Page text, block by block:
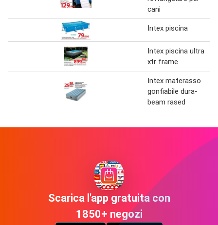
cani
Intex piscina
Intex piscina ultra
xtr frame
Intex materasso
gonfiabile dura-
beam rased
Scarica l'app gratuita con
1850+ negozi